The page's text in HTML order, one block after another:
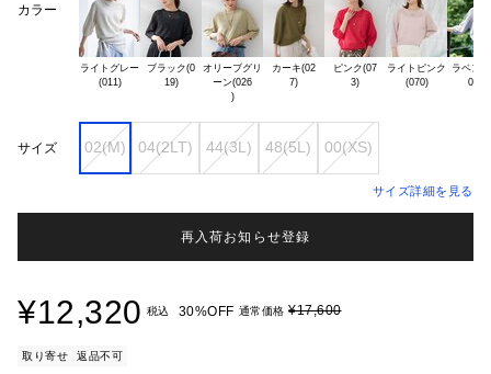
カラー
ライトグレー
(011)
ブラック(0
19)
オリーブグリ
ーン(026
)
カーキ(02
ピンク(07
ライトピンク
(070)
ラベン
サイズ 02(M) 04(2LT) 44(3L) 48(5L) 00(XS)
サイズ詳細を見る
再入荷お知らせ登録
¥12,320 税込 30%OFF 通常価格 ¥17,600
取り寄せ 返品不可